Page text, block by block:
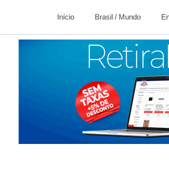
Início Brasil / Mundo